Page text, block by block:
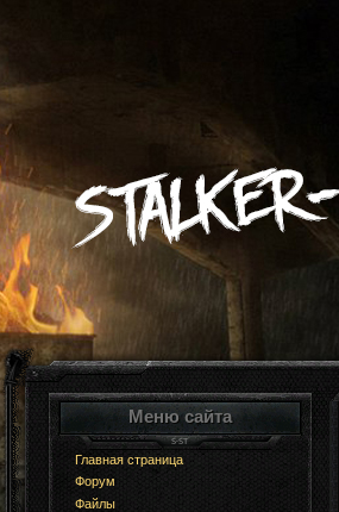
Меню сайта
Главная страница
Форум
Файлы